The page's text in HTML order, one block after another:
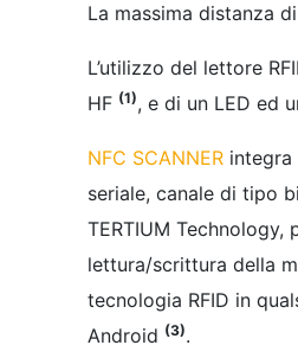
La massima distanza
L’utilizzo del lettore
HF (1), e di un LED ed
NFC SCANNER
seriale, canale di tipo
TERTIUM
lettura/scrittura della
tecnologia RFID in
Android (3).